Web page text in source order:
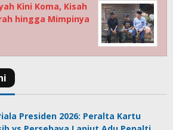
Kini Koma, Kisah
hingga Mimpinya
Presiden 2026: Peralta Kartu